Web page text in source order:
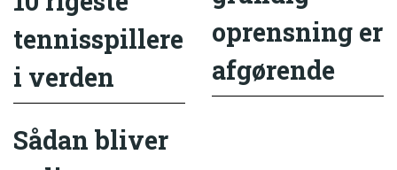
tennisspillere
i verden
oprensning er
afgørende
Sådan bliver